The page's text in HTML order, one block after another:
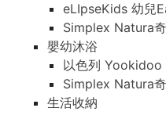
eLIpseKids 幼兒
Simplex Natura
嬰幼沐浴
以色列 Yookidoo
Simplex Natura
生活收納